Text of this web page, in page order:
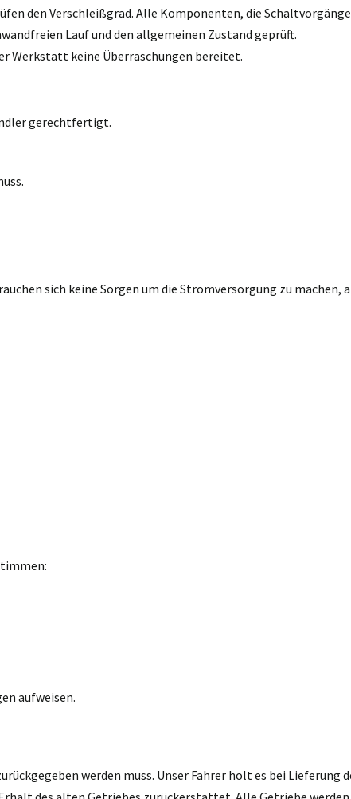
den Verschleißgrad. Alle Komponenten, die
Lauf und den allgemeinen Zustand geprüft.
Werkstatt keine Überraschungen bereitet.
gerechtfertigt.
sich keine Sorgen um die Stromversorgung zu machen,
aufweisen.
werden muss. Unser Fahrer holt es bei Lieferung